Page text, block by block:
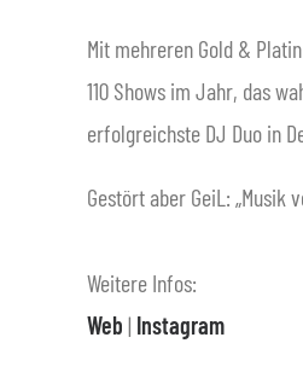
Mit mehreren Gold &
110 Shows im Jahr, das
erfolgreichste DJ Duo in
Gestört aber GeiL: „Musik
Weitere Infos:
Web | Instagram